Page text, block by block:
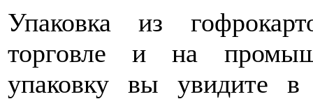
Упаковка из
торговле и на
упаковку вы увидите в